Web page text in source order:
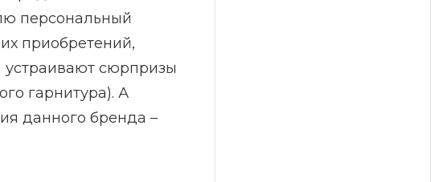
персональный
приобретений,
устраивают сюрпризы
гарнитура). А
данного бренда –